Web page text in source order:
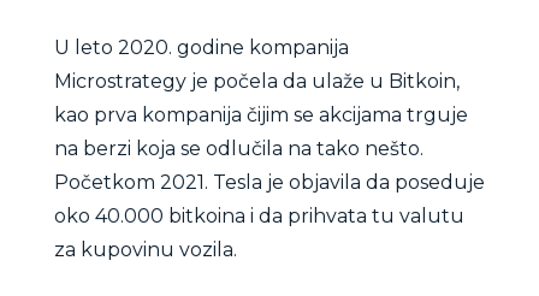
U leto 2020. godine kompanija
Microstrategy je počela da ulaže u Bitkoin,
kao prva kompanija čijim se akcijama trguje
na berzi koja se odlučila na tako nešto.
Početkom 2021. Tesla je objavila da poseduje
oko 40.000 bitkoina i da prihvata tu valutu
za kupovinu vozila.